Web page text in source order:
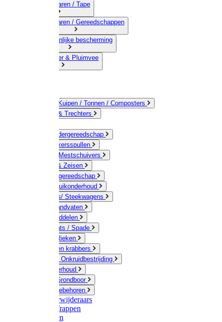
09) Touwwaren / Tape
10) IJzerwaren / Gereedschappen
11) Persoonlijke bescherming
12) Kleindier & Pluimvee
Emmers / Kuipen / Tonnen / Composters
Jerrycans & Trechters
Hand-/ Kindergereedschap
Stratenmakersspullen
Sneeuw- / Mestschuivers
Baggeren & Zeisen
Elektrisch gereedschap
Boom / Struikonderhoud
Kruiwagens/ Steekwagens
Stelen / Handvaten
Tuinhulpmiddelen
Schop / Bats / Spade
Vorken & Rieken
Cultivator en krabbers
Schoffels / Onkruidbestrijding
Gazononderhoud
Hamers / Grondboor
Sledes / toebehoren
Onkruidverwijderaars
Ladders / Trappen
Werkbanken